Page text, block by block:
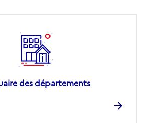
des départements